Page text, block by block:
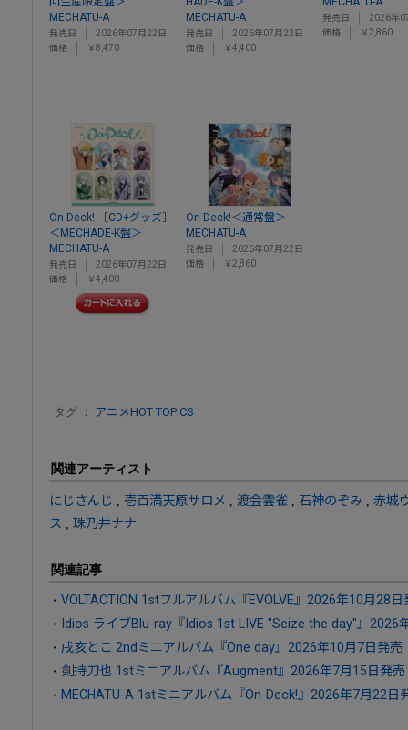
MECHATU-A
発売日
2026年07月22日
価格
￥8,470
MECHATU-A
発売日
2026年07月22日
価格
￥4,400
発売日
2026年
価格
￥2,860
On-Deck! ［CD+グッズ］
＜MECHADE-K盤＞
MECHATU-A
発売日
2026年07月22日
価格
￥4,400
On-Deck!＜通常盤＞
MECHATU-A
発売日
2026年07月22日
価格
￥2,860
タグ ： アニメHOT TOPICS
関連アーティスト
にじさんじ 壱百満天原サロメ 渡会雲雀 石神のぞみ
赤城
ス
珠乃井ナナ
関連記事
VOLTACTION 1stフルアルバム『EVOLVE』2026年10月28日
Idios ライブBlu-ray『Idios 1st LIVE "Seize the day"』2026
戌亥とこ 2ndミニアルバム『One day』2026年10月7日発売
剣持刀也 1stミニアルバム『Augment』2026年7月15日発売
MECHATU-A 1stミニアルバム『On-Deck!』2026年7月22日